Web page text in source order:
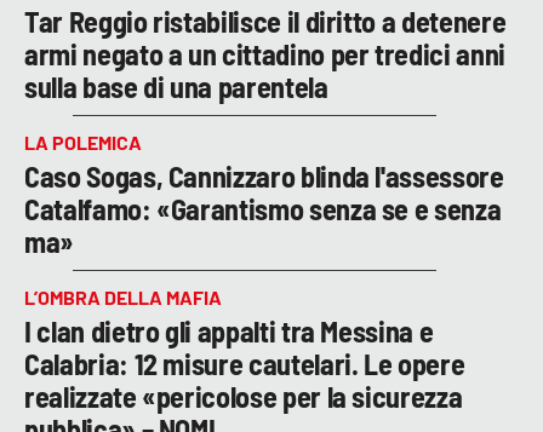
Tar Reggio ristabilisce il diritto a detenere
armi negato a un cittadino per tredici anni
sulla base di una parentela
LA POLEMICA
Caso Sogas, Cannizzaro blinda l'assessore
Catalfamo: «Garantismo senza se e senza
ma»
L’OMBRA DELLA MAFIA
I clan dietro gli appalti tra Messina e
Calabria: 12 misure cautelari. Le opere
realizzate «pericolose per la sicurezza